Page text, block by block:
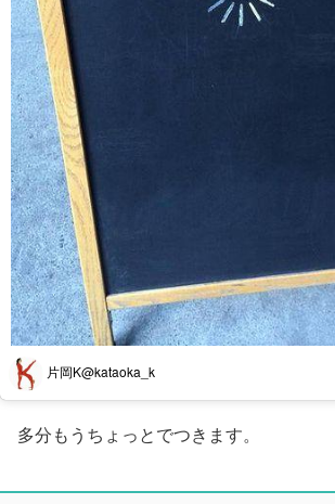
片岡K@kataoka_k
多分もうちょっとでつきます。